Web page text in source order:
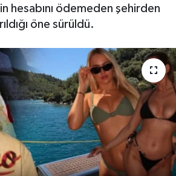
hesabını ödemeden şehirden
öne sürüldü.